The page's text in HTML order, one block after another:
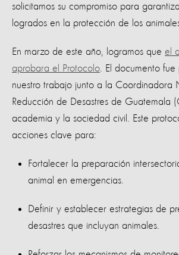
solicitamos su compromiso para
logrados en la protección de los
En marzo de este año, logramos que el
aprobara el Protocolo . El documento
nuestro trabajo junto a la Coordinadora
Reducción de Desastres de Guatemala
academia y la sociedad civil. Este
acciones clave para:
Fortalecer la preparación
animal en emergencias.
Definir y establecer estrategias de
desastres que incluyan animales.